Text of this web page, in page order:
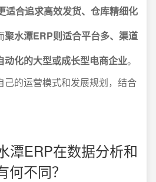
适合追求高效发货、仓库精细化
聚水潭ERP则适合平台多、渠道
动化的大型或成长型电商企业。
己的运营模式和发展规划，结合
潭ERP在数据分析和
不同？